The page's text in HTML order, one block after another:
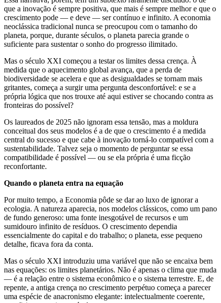
que a inovação é sempre positiva, que mais é sempre melhor e que o
crescimento pode — e deve — ser contínuo e infinito. A economia
neoclássica tradicional nunca se preocupou com o tamanho do
planeta, porque, durante séculos, o planeta parecia grande o
suficiente para sustentar o sonho do progresso ilimitado.
Mas o século XXI começou a testar os limites dessa crença. À
medida que o aquecimento global avança, que a perda de
biodiversidade se acelera e que as desigualdades se tornam mais
gritantes, começa a surgir uma pergunta desconfortável: e se a
própria lógica que nos trouxe até aqui estiver se chocando contra as
fronteiras do possível?
Os laureados de 2025 não ignoram essa tensão, mas a moldura
conceitual dos seus modelos é a de que o crescimento é a medida
central do sucesso e que cabe à inovação torná-lo compatível com a
sustentabilidade. Talvez seja o momento de perguntar se essa
compatibilidade é possível — ou se ela própria é uma ficção
reconfortante.
Quando o planeta entra na equação
Por muito tempo, a Economia pôde se dar ao luxo de ignorar a
ecologia. A natureza aparecia, nos modelos clássicos, como um pano
de fundo generoso: uma fonte inesgotável de recursos e um
sumidouro infinito de resíduos. O crescimento dependia
essencialmente do capital e do trabalho; o planeta, esse pequeno
detalhe, ficava fora da conta.
Mas o século XXI introduziu uma variável que não se encaixa bem
nas equações: os limites planetários. Não é apenas o clima que muda
— é a relação entre o sistema econômico e o sistema terrestre. E, de
repente, a antiga crença no crescimento perpétuo começa a parecer
uma espécie de anacronismo elegante: intelectualmente coerente,